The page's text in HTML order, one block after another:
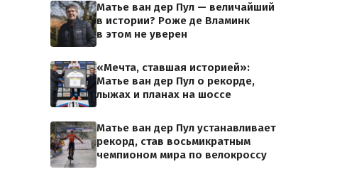
Матье ван дер Пул — величайший
в истории? Роже де Вламинк
в этом не уверен
«Мечта, ставшая историей»:
Матье ван дер Пул о рекорде,
лыжах и планах на шоссе
Матье ван дер Пул устанавливает
рекорд, став восьмикратным
чемпионом мира по велокроссу